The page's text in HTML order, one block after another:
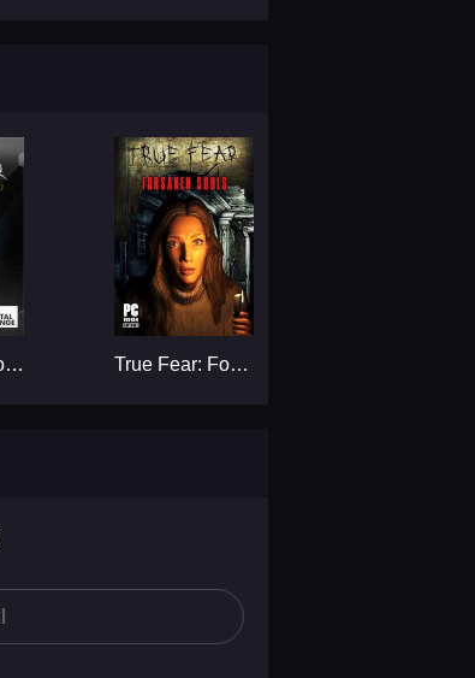
True Fear: Forsaken Souls Part 2... True Fear: Forsaken Souls Part 1...